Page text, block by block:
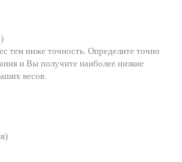
тем ниже точность. Определите точно
и Вы получите наиболее низкие
весов.